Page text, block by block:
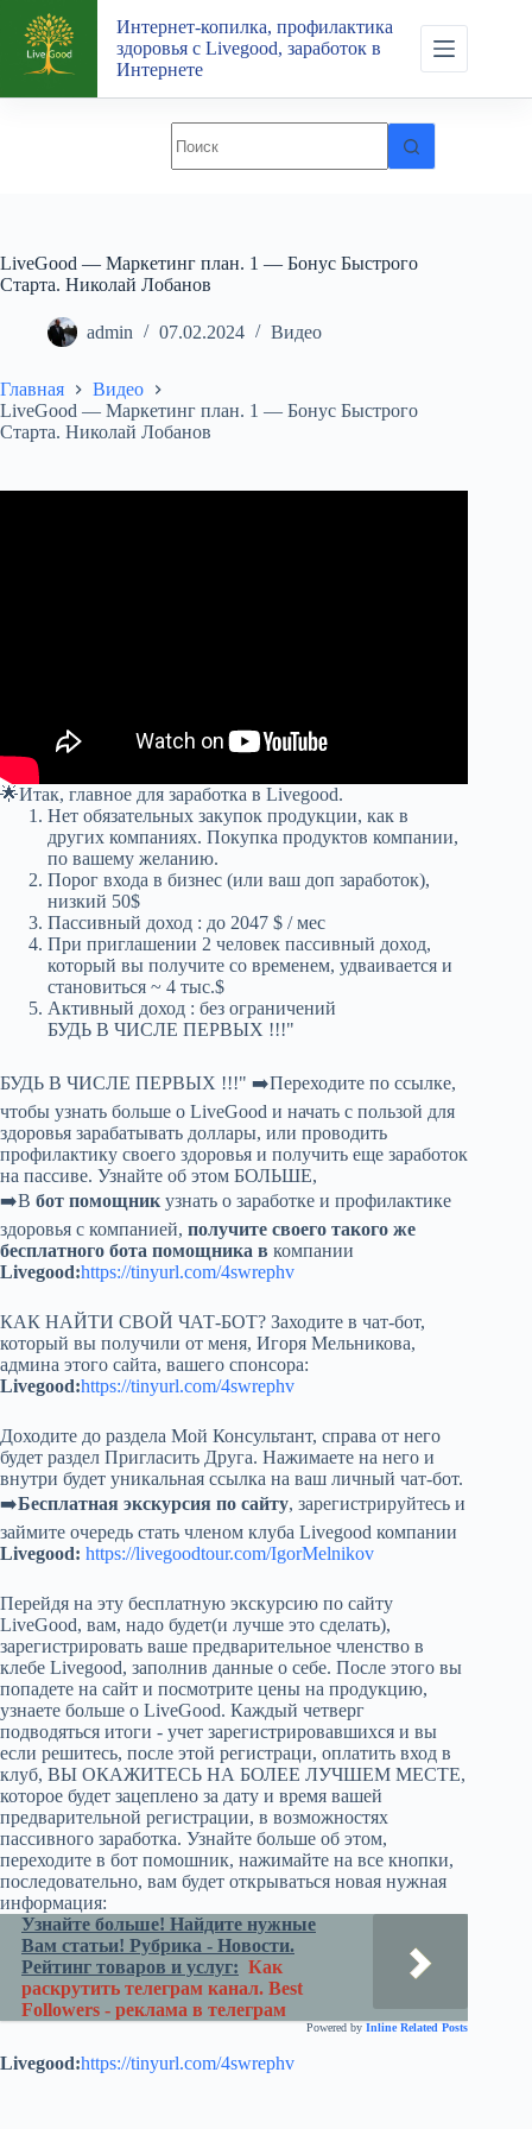
Перейти
сути
Интернет-копилка, профилактика
здоровья с Livegood, заработок в
Интернете
LiveGood — Маркетинг план. 1 — Бонус Быстрого
Старта. Николай Лобанов
admin 07.02.2024 Видео
Главная
Видео
LiveGood — Маркетинг план. 1 — Бонус Быстрого
Старта. Николай Лобанов
🌟Итак, главное для заработка в Livegood.
Нет обязательных закупок продукции, как в
других компаниях. Покупка продуктов компании,
по вашему желанию.
Порог входа в бизнес (или ваш доп заработок),
низкий 50$
Пассивный доход : до 2047 $ / мес
При приглашении 2 человек пассивный доход,
который вы получите со временем, удваивается и
становиться ~ 4 тыс.$
Активный доход : без ограничений
БУДЬ В ЧИСЛЕ ПЕРВЫХ !!!"
БУДЬ В ЧИСЛЕ ПЕРВЫХ !!!" ➡️Переходите по ссылке,
чтобы узнать больше о LiveGood и начать с пользой для
здоровья зарабатывать доллары, или проводить
профилактику своего здоровья и получить еще заработок
на пассиве. Узнайте об этом БОЛЬШЕ,
➡️В бот помощник узнать о заработке и профилактике
здоровья с компанией, получите своего такого же
бесплатного бота помощника в компании
Livegood:https://tinyurl.com/4swrephv
КАК НАЙТИ СВОЙ ЧАТ-БОТ? Заходите в чат-бот,
который вы получили от меня, Игоря Мельникова,
админа этого сайта, вашего спонсора:
Livegood:https://tinyurl.com/4swrephv
Доходите до раздела Мой Консультант, справа от него
будет раздел Пригласить Друга. Нажимаете на него и
внутри будет уникальная ссылка на ваш личный чат-бот.
➡️Бесплатная экскурсия по сайту, зарегистрируйтесь и
займите очередь стать членом клуба Livegood компании
Livegood: https://livegoodtour.com/IgorMelnikov
Перейдя на эту бесплатную экскурсию по сайту
LiveGood, вам, надо будет(и лучше это сделать),
зарегистрировать ваше предварительное членство в
клебе Livegood, заполнив данные о себе. После этого вы
попадете на сайт и посмотрите цены на продукцию,
узнаете больше о LiveGood. Каждый четверг
подводяться итоги - учет зарегистрировавшихся и вы
если решитесь, после этой регистраци, оплатить вход в
клуб, ВЫ ОКАЖИТЕСЬ НА БОЛЕЕ ЛУЧШЕМ МЕСТЕ,
которое будет зацеплено за дату и время вашей
предварительной регистрации, в возможностях
пассивного заработка. Узнайте больше об этом,
переходите в бот помошник, нажимайте на все кнопки,
последовательно, вам будет открываться новая нужная
информация:
Узнайте больше! Найдите нужные
Вам статьи! Рубрика - Новости.
Рейтинг товаров и услуг: Как
раскрутить телеграм канал. Best
Followers - реклама в телеграм
Powered by Inline Related Posts
Livegood:https://tinyurl.com/4swrephv